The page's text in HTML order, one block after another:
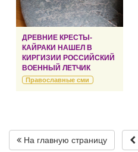
ДРЕВНИЕ КРЕСТЫ-
КАЙРАКИ НАШЕЛ В
КИРГИЗИИ РОССИЙСКИЙ
ВОЕННЫЙ ЛЕТЧИК
Православные сми
На главную страницу